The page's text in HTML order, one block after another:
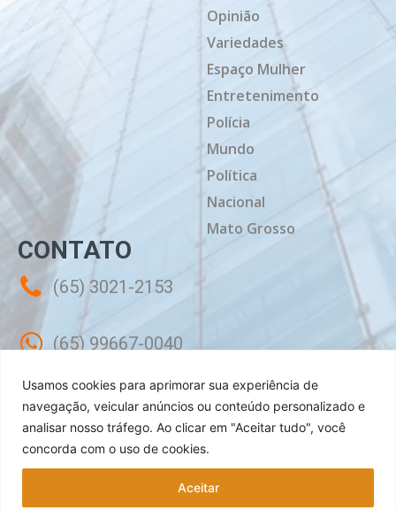
Usamos cookies para aprimorar sua experiência de
navegação, veicular anúncios ou conteúdo personalizado e
analisar nosso tráfego. Ao clicar em "Aceitar tudo", você
concorda com o uso de cookies.
Aceitar
Opinião
Variedades
Espaço Mulher
Entretenimento
Polícia
Mundo
Política
Nacional
Mato Grosso
CONTATO
(65) 3021-2153
(65) 99667-0040
contato@mtdiario.com.br
Rua Célebes, 50 - Sala 02 - Jardim
Shangri-lá Cuiabá - MT, CEP: 78070-240